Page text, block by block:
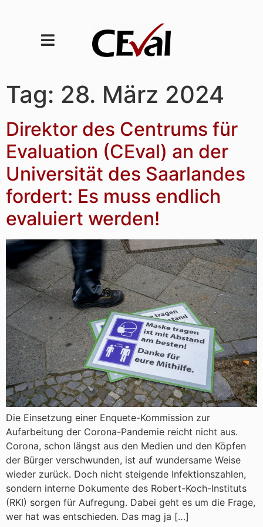
Tag: 28. März 2024
Direktor des Centrums für
Evaluation (CEval) an der
Universität des Saarlandes
fordert: Es muss endlich
evaluiert werden!
Die Einsetzung einer Enquete-Kommission zur
Aufarbeitung der Corona-Pandemie reicht nicht aus.
Corona, schon längst aus den Medien und den Köpfen
der Bürger verschwunden, ist auf wundersame Weise
wieder zurück. Doch nicht steigende Infektionszahlen,
sondern interne Dokumente des Robert-Koch-Instituts
(RKI) sorgen für Aufregung. Dabei geht es um die Frage,
wer hat was entschieden. Das mag ja […]